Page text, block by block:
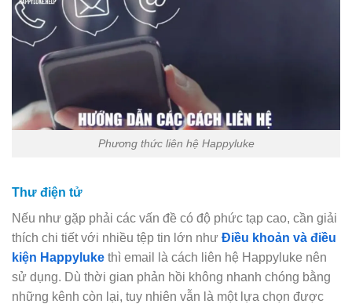
Phương thức liên hệ Happyluke
Thư điện tử
Nếu như gặp phải các vấn đề có độ phức tạp cao, cần giải
thích chi tiết với nhiều tệp tin lớn như Điều khoản và điều
kiện Happyluke thì email là cách liên hệ Happyluke nên
sử dụng. Dù thời gian phản hồi không nhanh chóng bằng
những kênh còn lại, tuy nhiên vẫn là một lựa chọn được